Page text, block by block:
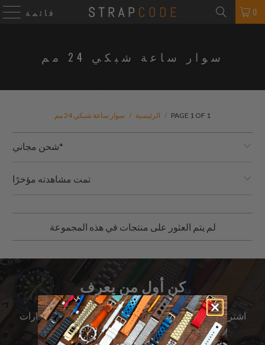
قائمة 0
سوار ساعة شبكي 24 مم
الرئيسية / سوار ساعة شبكي 24 مم / PAGE 1 OF 1
شحن مجاني*
تمت مشاهدته مؤخرًا
لم يتم العثور على منتجات في هذه المجموعة
كن أول من يعرف
اشترك للحصول على آخر الأخبار حول المبيعات | الإصدارات
الجديدة & المزيد …